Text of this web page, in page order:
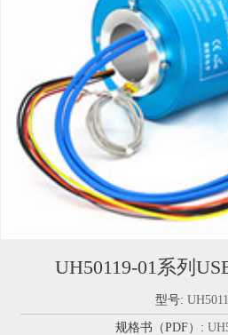
UH50119-01系列
型号:
规格书（PDF）: